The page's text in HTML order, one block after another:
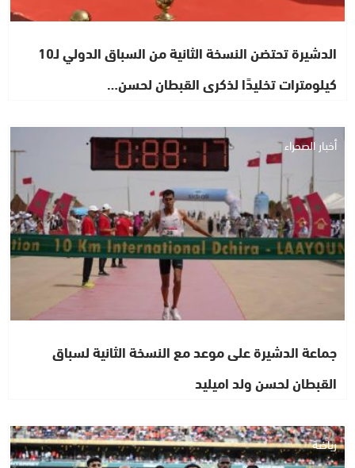
الدشيرة تحتضن النسخة الثانية من السباق الدولي لـ10
كيلومترات تخليدًا لذكرى القبطان لحسن…
أخبار الصحراء
جماعة الدشيرة على موعد مع النسخة الثانية لسباق
القبطان لحسن ولد اميليد
رياضة